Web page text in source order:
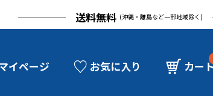
送料無料 (沖縄・離島など一部地域除く)
イページ お気に入り カー